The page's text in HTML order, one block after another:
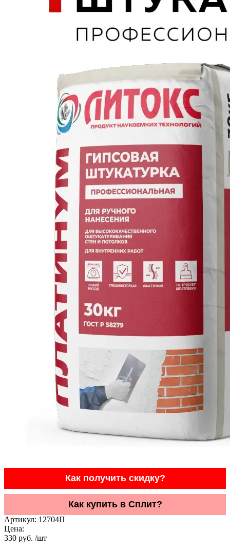
Как получить скидку?
Как купить в Сплит?
Артикул: 12704П
Цена:
330 руб. /шт